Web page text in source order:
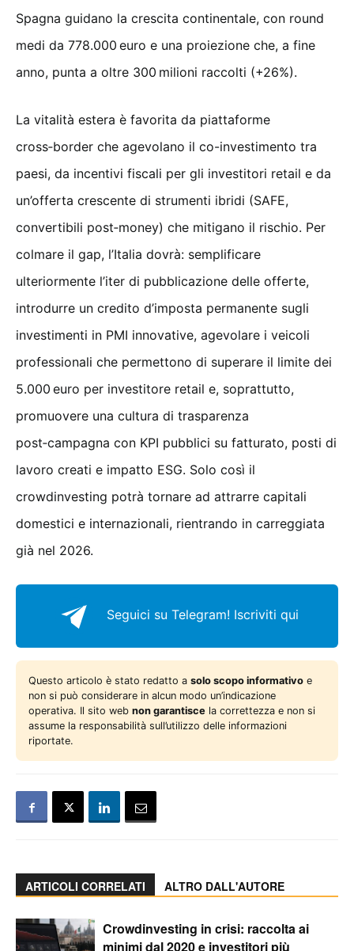
Spagna guidano la crescita continentale, con round
medi da 778.000 euro e una proiezione che, a fine
anno, punta a oltre 300 milioni raccolti (+26%).
La vitalità estera è favorita da piattaforme
cross‑border che agevolano il co-investimento tra
paesi, da incentivi fiscali per gli investitori retail e da
un’offerta crescente di strumenti ibridi (SAFE,
convertibili post‑money) che mitigano il rischio. Per
colmare il gap, l’Italia dovrà: semplificare
ulteriormente l’iter di pubblicazione delle offerte,
introdurre un credito d’imposta permanente sugli
investimenti in PMI innovative, agevolare i veicoli
professionali che permettono di superare il limite dei
5.000 euro per investitore retail e, soprattutto,
promuovere una cultura di trasparenza
post‑campagna con KPI pubblici su fatturato, posti di
lavoro creati e impatto ESG. Solo così il
crowdinvesting potrà tornare ad attrarre capitali
domestici e internazionali, rientrando in carreggiata
già nel 2026.
Seguici su Telegram! Iscriviti qui
Questo articolo è stato redatto a solo scopo informativo e
non si può considerare in alcun modo un’indicazione
operativa. Il sito web non garantisce la correttezza e non si
assume la responsabilità sull’utilizzo delle informazioni
riportate.
ARTICOLI CORRELATI ALTRO DALL'AUTORE
Crowdinvesting in crisi: raccolta ai
minimi dal 2020 e investitori più